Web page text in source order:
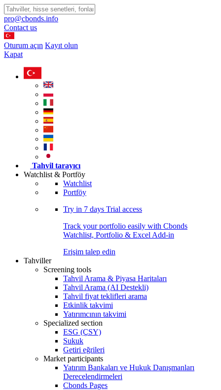
pro@cbonds.info
Contact us
Oturum açın Kayıt olun
Kapat
Tahvil tarayıcı
Watchlist & Portföy
Watchlist
Portföy
Try in 7 days Trial access
Track your portfolio easily with Cbonds
Watchlist, Portfolio & Excel Add-in
Erişim talep edin
Tahviller
Screening tools
Tahvil Arama & Piyasa Haritaları
Tahvil Arama (AI Destekli)
Tahvil fiyat teklifleri arama
Etkinlik takvimi
Yatırımcının takvimi
Specialized section
ESG (ÇSY)
Sukuk
Getiri eğrileri
Market participants
Yatırım Bankaları ve Hukuk Danışmanları
Derecelendirmeleri
Cbonds Pages